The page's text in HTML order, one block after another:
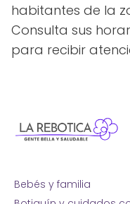
habitantes de la
Consulta sus
para recibir
Bebés y familia